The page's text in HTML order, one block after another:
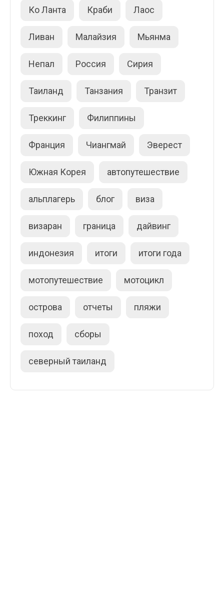
Ко Ланта Краби Лаос
Ливан Малайзия Мьянма
Непал Россия Сирия
Таиланд Танзания Транзит
Треккинг Филиппины
Франция Чиангмай Эверест
Южная Корея автопутешествие
альплагерь блог виза
визаран граница дайвинг
индонезия итоги итоги года
мотопутешествие мотоцикл
острова отчеты пляжи
поход сборы
северный таиланд